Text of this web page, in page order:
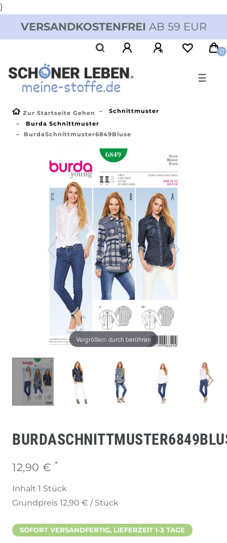
}
VERSANDKOSTENFREI AB 59 EUR
0
☰
Zur Startseite Gehen
Schnittmuster
Burda Schnittmuster
BurdaSchnittmuster6849Bluse
Vergrößern durch berühren
12,90 € *
Inhalt 1 Stück
Grundpreis 12,90 € / Stück
SOFORT VERSANDFERTIG, LIEFERZEIT 1-3 TAGE